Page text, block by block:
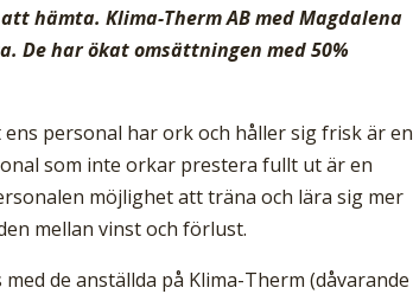
hämta. Klima-Therm AB med Magdalena
De har ökat omsättningen med 50%
personal har ork och håller sig frisk är en
som inte orkar prestera fullt ut är en
möjlighet att träna och lära sig mer
mellan vinst och förlust.
de anställda på Klima-Therm (dåvarande